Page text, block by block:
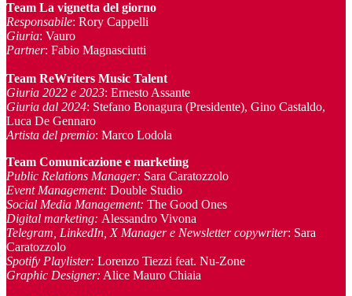
Team La vignetta del giorno
Responsabile: Rory Cappelli
Giuria: Vauro
Partner: Fabio Magnasciutti
Team ReWriters Music Talent
Giuria 2022 e 2023: Ernesto Assante
Giuria dal 2024: Stefano Bonagura (Presidente), Gino Castaldo,
Luca De Gennaro
Artista del premio: Marco Lodola
Team Comunicazione e marketing
Public Relations Manager: Sara Caratozzolo
Event Management: Double Studio
Social Media Management: The Good Ones
Digital marketing: Alessandro Vivona
Telegram, LinkedIn, X Manager e Newsletter copywriter: Sara
Caratozzolo
Spotify Playlister: Lorenzo Tiezzi feat. Nu-Zone
Graphic Designer: Alice Mauro Chiaia